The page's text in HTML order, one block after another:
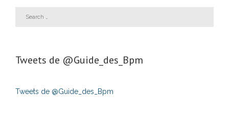
Tweets de ‎@Guide_des_Bpm
Tweets de @Guide_des_Bpm